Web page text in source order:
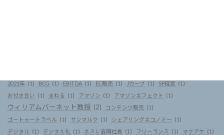
2021年 (1) BCG (1) EBITDA (1) EC販売 (1) Jカーブ (1) SP経営 (1)
お付き合い (1) まねる (1) アマゾン (1) アマゾンエフェクト (1)
ウィリアムバーネット教授 (2) コンテンツ販売 (1)
ゴートゥートラベル (1) サンマルク (1) シェアリングエコノミー (1)
デジタル (1) デジタル化 (1) ネスレ高岡社長 (1) フリーランス (1) マクアケ (1)